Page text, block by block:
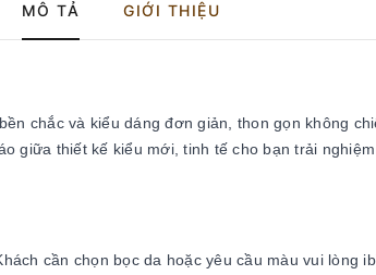
MÔ TẢ GIỚI THIỆU
chắc và kiểu dáng đơn giản, thon gọn không
giữa thiết kế kiểu mới, tinh tế cho bạn trải
cần chọn bọc da hoặc yêu cầu màu vui lòng